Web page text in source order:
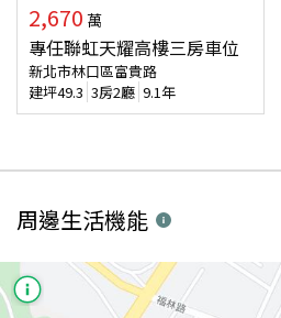
2,670 萬
專任聯虹天耀高樓三房車位
新北市林口區富貴路
建坪49.3 3房2廳 9.1年
周邊生活機能